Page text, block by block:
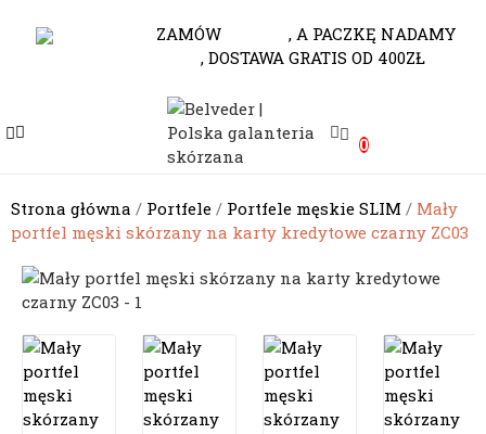
ZAMÓW
, A PACZKĘ NADAMY
, DOSTAWA GRATIS OD 400ZŁ
0
Strona główna Portfele Portfele męskie SLIM
Mały
portfel męski skórzany na karty kredytowe czarny ZC03